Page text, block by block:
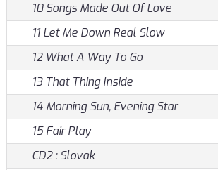
10 Songs Made Out Of Love
11 Let Me Down Real Slow
12 What A Way To Go
13 That Thing Inside
14 Morning Sun, Evening Star
15 Fair Play
CD2 : Slovak